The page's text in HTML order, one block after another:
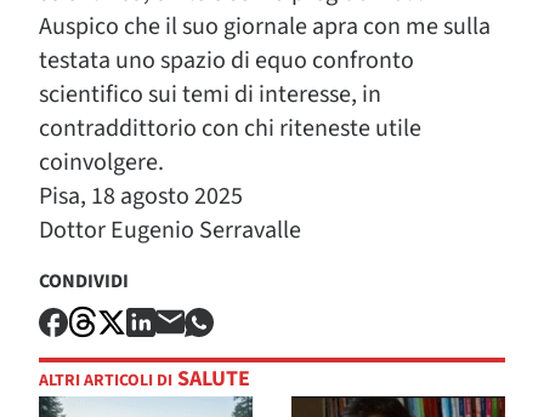
Auspico che il suo giornale apra con me sulla
testata uno spazio di equo confronto
scientifico sui temi di interesse, in
contraddittorio con chi riteneste utile
coinvolgere.
Pisa, 18 agosto 2025
Dottor Eugenio Serravalle
CONDIVIDI
ALTRI ARTICOLI DI SALUTE